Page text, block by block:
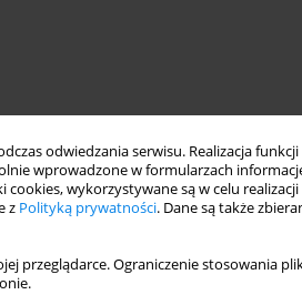
odwiedzania serwisu. Realizacja
wprowadzone w formularzach
cookies, wykorzystywane są w celu
z Polityką prywatności. Dane są także
przeglądarce. Ograniczenie stosowania